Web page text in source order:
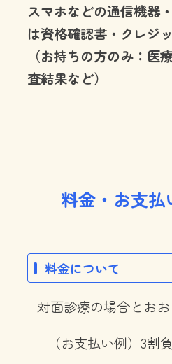
スマホなどの通信機器
は資格確認書・クレジ
（お持ちの方のみ：医
査結果など）
料金・お支払
料金について
対面診療の場合とお
（お支払い例）3割